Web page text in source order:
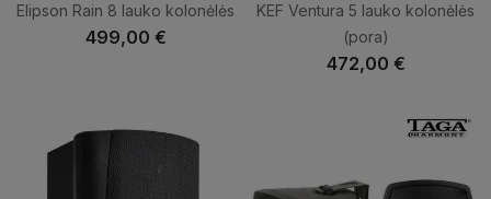
Elipson Rain 8 lauko kolonėlės
499,00 €
KEF Ventura 5 lauko kolonėlės
(pora)
472,00 €